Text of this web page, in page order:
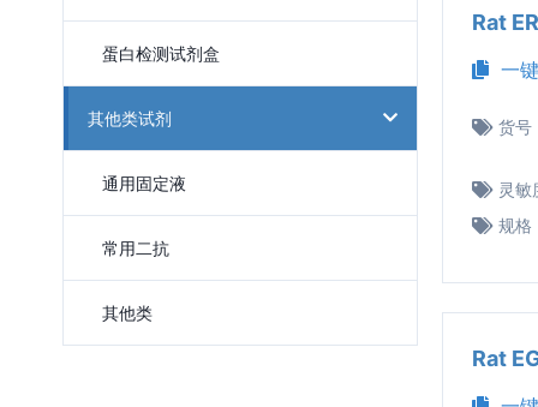
Rat
一
货号
灵敏
规格
Rat
蛋白检测试剂盒
其他类试剂
通用固定液
常用二抗
其他类